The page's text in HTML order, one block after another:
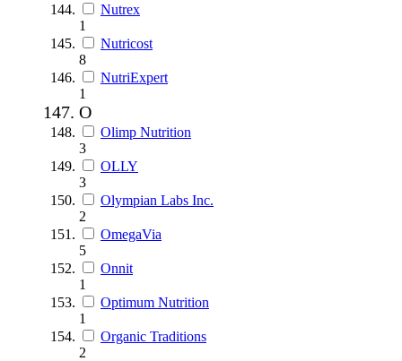
Nutrex
1
Nutricost
8
NutriExpert
1
O
Olimp Nutrition
3
OLLY
3
Olympian Labs Inc.
2
OmegaVia
5
Onnit
1
Optimum Nutrition
1
Organic Traditions
2